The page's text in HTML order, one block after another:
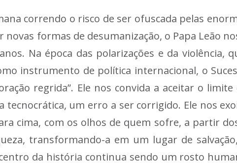
correndo o risco de ser ofuscada pelas
formas de desumanização, o Papa Leão
Na época das polarizações e da violência,
instrumento de política internacional, o
regrida”. Ele nos convida a aceitar o
tecnocrática, um erro a ser corrigido. Ele nos
cima, com os olhos de quem sofre, a partir
transformando-a em um lugar de
da história continua sendo um rosto